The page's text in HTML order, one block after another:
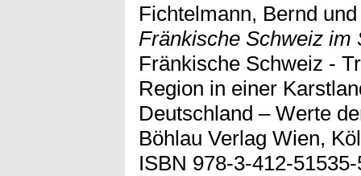
Fichtelmann, Bernd
Fränkische Schweiz im
Fränkische Schweiz -
Region in einer
Deutschland – Werte
Böhlau Verlag Wien,
ISBN 978-3-412-